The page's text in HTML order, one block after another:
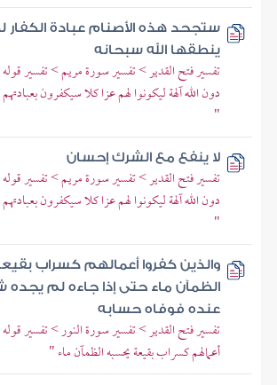
ستجحد هذه الأصنام عبادة الكفار
ينطقها الله سبحانه
تفسير فتح القدير > تفسير سورة مريم > تفسير
دون الله آلهة ليكونوا لهم عزا كلا سيكفرون
"
لا ينفع مع الشرك إحسان
تفسير فتح القدير > تفسير سورة مريم > تفسير
دون الله آلهة ليكونوا لهم عزا كلا سيكفرون
"
والذين كفروا أعمالهم كسراب
الظمآن ماء حتى إذا جاءه لم يجده
عنده فوفاه حسابه
تفسير فتح القدير > تفسير سورة النور > تفسير
أعمالهم كسراب بقيعة يحسبه الظمآن ماء "